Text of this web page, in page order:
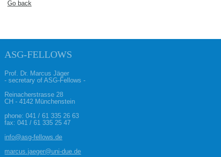
Go back
ASG-FELLOWS
Prof. Dr. Marcus Jäger
- secretary of ASG-Fellows -
Reinacherstrasse 28
CH - 4142 Münchenstein
phone:041 / 61 335 26 63
fax: 041 / 61 335 25 47
info@asg-fellows.de
marcus.jaeger@uni-due.de